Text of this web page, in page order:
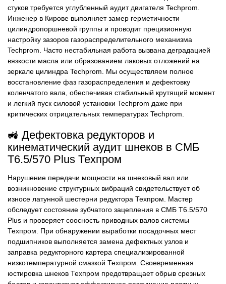
стуков требуется углубленный аудит двигателя Techprom.
Инженер в Кирове выполняет замер герметичности
цилиндропоршневой группы и проводит прецизионную
настройку зазоров газораспределительного механизма
Techprom. Часто нестабильная работа вызвана деградацией
вязкости масла или образованием лаковых отложений на
зеркале цилиндра Techprom. Мы осуществляем полное
восстановление фаз газораспределения и дефектовку
коленчатого вала, обеспечивая стабильный крутящий момент
и легкий пуск силовой установки Techprom даже при
критических отрицательных температурах Techprom.
🚜 Дефектовка редукторов и
кинематический аудит шнеков в СМБ
Т6.5/570 Plus Техпром
Нарушение передачи мощности на шнековый вал или
возникновение структурных вибраций свидетельствует об
износе латунной шестерни редуктора Техпром. Мастер
обследует состояние зубчатого зацепления в СМБ Т6.5/570
Plus и проверяет соосность приводных валов системы
Техпром. При обнаружении выработки посадочных мест
подшипников выполняется замена дефектных узлов и
заправка редукторного картера специализированной
низкотемпературной смазкой Техпром. Своевременная
юстировка шнеков Техпром предотвращает обрыв срезных